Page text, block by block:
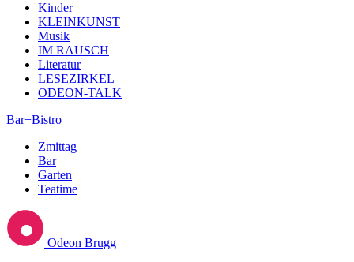
Kinder
KLEINKUNST
Musik
IM RAUSCH
Literatur
LESEZIRKEL
ODEON-TALK
Bar+Bistro
Zmittag
Bar
Garten
Teatime
Odeon Brugg